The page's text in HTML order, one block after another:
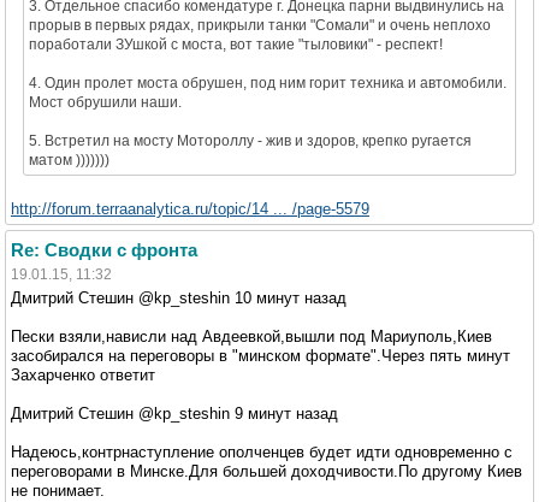
3. Отдельное спасибо комендатуре г. Донецка парни выдвинулись на
прорыв в первых рядах, прикрыли танки "Сомали" и очень неплохо
поработали ЗУшкой с моста, вот такие "тыловики" - респект!
4. Один пролет моста обрушен, под ним горит техника и автомобили.
Мост обрушили наши.
5. Встретил на мосту Мотороллу - жив и здоров, крепко ругается
матом )))))))
http://forum.terraanalytica.ru/topic/14 ... /page-5579
Re: Сводки с фронта
19.01.15, 11:32
Дмитрий Стешин ‏@kp_steshin 10 минут назад
Пески взяли,нависли над Авдеевкой,вышли под Мариуполь,Киев
засобирался на переговоры в "минском формате".Через пять минут
Захарченко ответит
Дмитрий Стешин ‏@kp_steshin 9 минут назад
Надеюсь,контрнаступление ополченцев будет идти одновременно с
переговорами в Минске.Для большей доходчивости.По другому Киев
не понимает.